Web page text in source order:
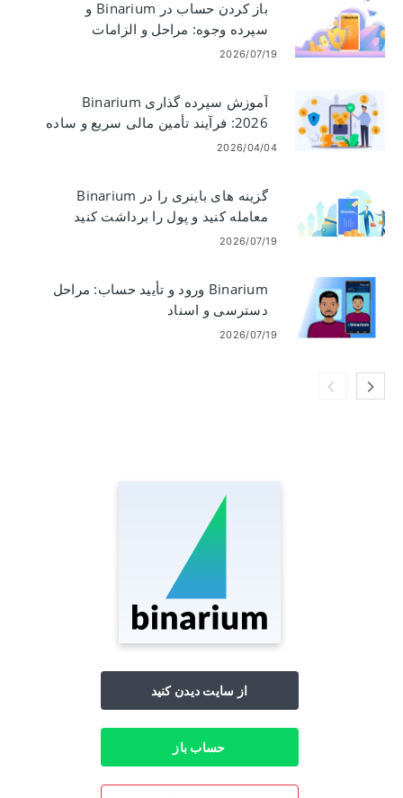
باز کردن حساب در Binarium و
سپرده وجوه: مراحل و الزامات
2026/07/19
آموزش سپرده گذاری Binarium
2026: فرآیند تأمین مالی سریع و ساده
2026/04/04
گزینه های باینری را در Binarium
معامله کنید و پول را برداشت کنید
2026/07/19
Binarium ورود و تأیید حساب: مراحل
دسترسی و اسناد
2026/07/19
از سایت دیدن کنید
حساب باز